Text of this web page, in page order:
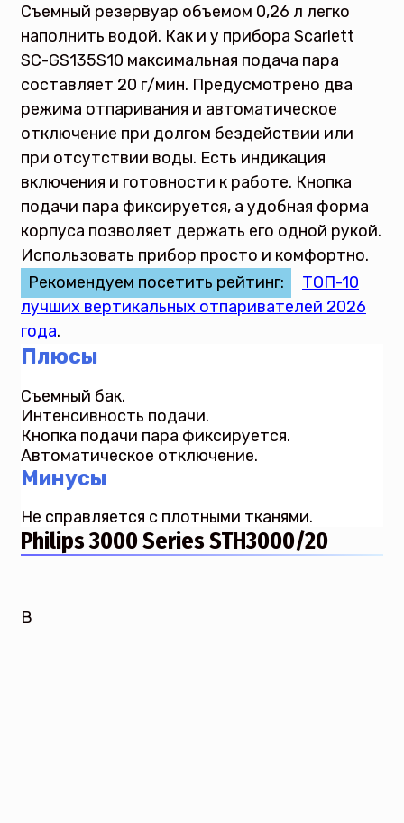
Съемный резервуар объемом 0,26 л легко
наполнить водой. Как и у прибора Scarlett
SC-GS135S10 максимальная подача пара
составляет 20 г/мин. Предусмотрено два
режима отпаривания и автоматическое
отключение при долгом бездействии или
при отсутствии воды. Есть индикация
включения и готовности к работе. Кнопка
подачи пара фиксируется, а удобная форма
корпуса позволяет держать его одной рукой.
Использовать прибор просто и комфортно.
Рекомендуем посетить рейтинг:
ТОП-10
лучших вертикальных отпаривателей 2026
года.
Плюсы
Съемный бак.
Интенсивность подачи.
Кнопка подачи пара фиксируется.
Автоматическое отключение.
Минусы
Не справляется с плотными тканями.
Philips 3000 Series STH3000/20
В